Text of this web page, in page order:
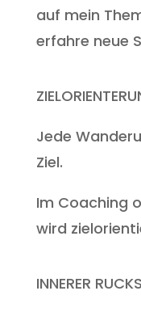
auf mein
erfahre neue
Jede
Ziel.
Im Coaching
wird
INNERER